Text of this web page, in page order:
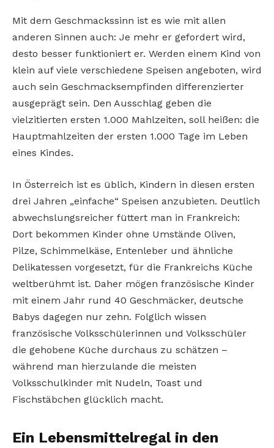
Mit dem Geschmackssinn ist es wie mit allen
anderen Sinnen auch: Je mehr er gefordert wird,
desto besser funktioniert er. Werden einem Kind von
klein auf viele verschiedene Speisen angeboten, wird
auch sein Geschmacksempfinden differenzierter
ausgeprägt sein. Den Ausschlag geben die
vielzitierten ersten 1.000 Mahlzeiten, soll heißen: die
Hauptmahlzeiten der ersten 1.000 Tage im Leben
eines Kindes.
In Österreich ist es üblich, Kindern in diesen ersten
drei Jahren „einfache“ Speisen anzubieten. Deutlich
abwechslungsreicher füttert man in Frankreich:
Dort bekommen Kinder ohne Umstände Oliven,
Pilze, Schimmelkäse, Entenleber und ähnliche
Delikatessen vorgesetzt, für die Frankreichs Küche
weltberühmt ist. Daher mögen französische Kinder
mit einem Jahr rund 40 Geschmäcker, deutsche
Babys dagegen nur zehn. Folglich wissen
französische Volksschülerinnen und Volksschüler
die gehobene Küche durchaus zu schätzen –
während man hierzulande die meisten
Volksschulkinder mit Nudeln, Toast und
Fischstäbchen glücklich macht.
Ein Lebensmittelregal in den